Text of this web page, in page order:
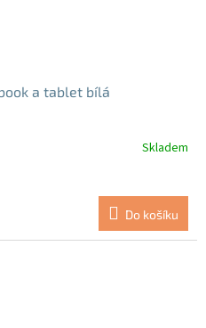
a tablet bílá
Skladem
Do košíku